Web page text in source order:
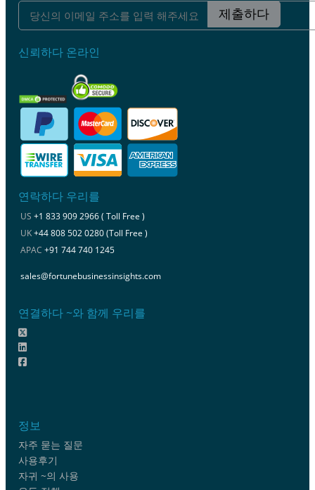
제출하다
신뢰하다 온라인
연락하다 우리를
US +1 833 909 2966 ( Toll Free )
UK+44 808 502 0280 (Toll Free )
APAC +91 744 740 1245
sales@fortunebusinessinsights.com
연결하다 ~와 함께 우리를
정보
자주 묻는 질문
사용후기
자귀 ~의 사용